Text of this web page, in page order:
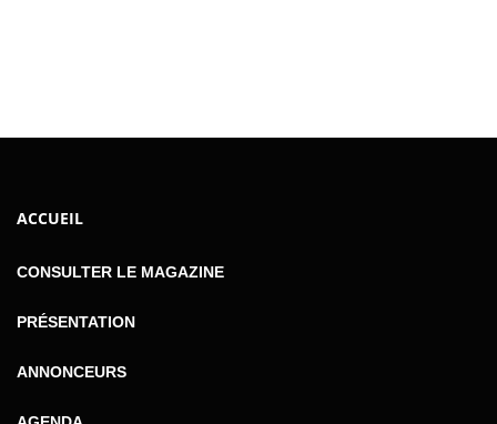
ACCUEIL
CONSULTER LE MAGAZINE
PRÉSENTATION
ANNONCEURS